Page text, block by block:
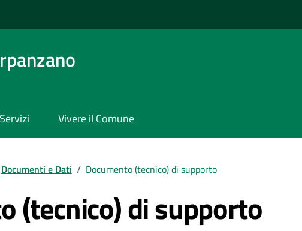
Servizi Vivere il Comune
Documenti e Dati / Documento (tecnico) di supporto
(tecnico) di supporto